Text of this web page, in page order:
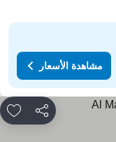
مشاهدة الأسعار
مشاركة